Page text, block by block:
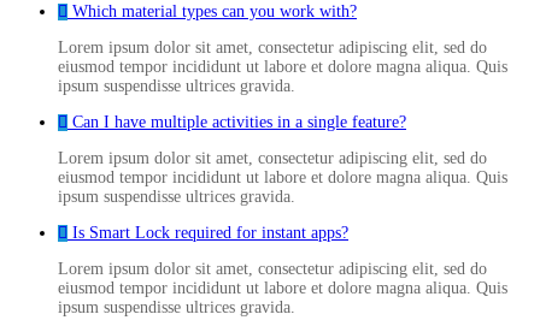
Which material types can you work with?
Lorem ipsum dolor sit amet, consectetur adipiscing elit, sed do
eiusmod tempor incididunt ut labore et dolore magna aliqua. Quis
ipsum suspendisse ultrices gravida.
Can I have multiple activities in a single feature?
Lorem ipsum dolor sit amet, consectetur adipiscing elit, sed do
eiusmod tempor incididunt ut labore et dolore magna aliqua. Quis
ipsum suspendisse ultrices gravida.
Is Smart Lock required for instant apps?
Lorem ipsum dolor sit amet, consectetur adipiscing elit, sed do
eiusmod tempor incididunt ut labore et dolore magna aliqua. Quis
ipsum suspendisse ultrices gravida.